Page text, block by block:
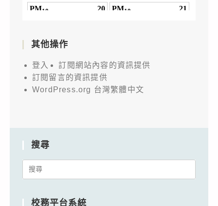
其他操作
登入
訂閱網站內容的資訊提供
訂閱留言的資訊提供
WordPress.org 台灣繁體中文
搜尋
Search
校務平台系統